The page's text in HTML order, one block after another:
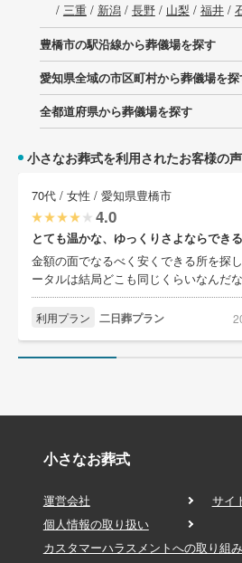
/ 三重/ 新潟/ 長野/ 山梨 / 福井/
豊橋市の駅沿線から葬儀場を探す
愛知県全域の市区町村から葬儀場を
全都道府県から葬儀場を探す
小さなお葬式を利用されたお客様の声
70代 / 女性 / 愛知県豊橋市
4.0
とても温かな、ゆっくりさよならでき
金額の面でなるべく安くできる所を探
ータルは結局どこも同じくらいなんだ
利用プラン 二日葬プラン
小さなお葬式
運営会社
サイ
個人情報の取り扱い
カスタマーハラスメントへの取り組み